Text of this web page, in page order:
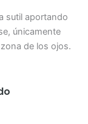
sutil aportando
únicamente
de los ojos.